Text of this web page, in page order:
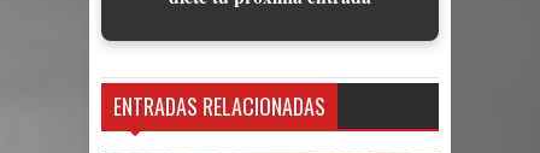
ENTRADAS RELACIONADAS